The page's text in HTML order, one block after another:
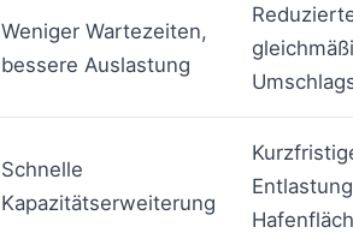
Weniger Wartezeiten,
bessere Auslastung
Schnelle
Kapazitätserweiterung